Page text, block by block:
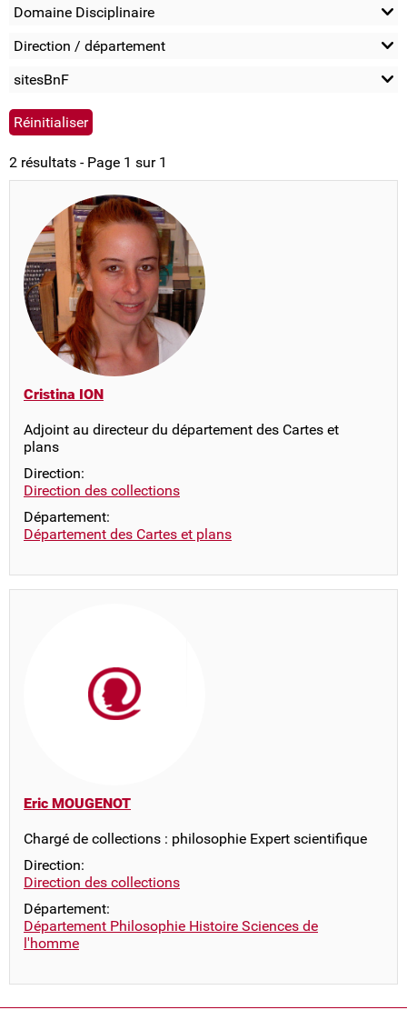
Domaine Disciplinaire
Direction / département
sitesBnF
2 résultats - Page 1 sur 1
Cristina ION
Adjoint au directeur du département des Cartes et
plans
Direction:
Direction des collections
Département:
Département des Cartes et plans
Eric MOUGENOT
Chargé de collections : philosophie Expert scientifique
Direction:
Direction des collections
Département:
Département Philosophie Histoire Sciences de
l'homme